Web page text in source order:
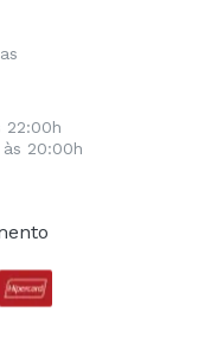
22:00h
20:00h